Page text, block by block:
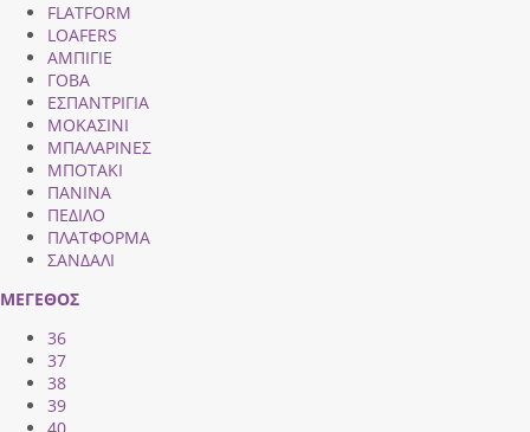
FLATFORM
LOAFERS
ΑΜΠΙΓΙΕ
ΓΟΒΑ
ΕΣΠΑΝΤΡΙΓΙΑ
ΜΟΚΑΣΙΝΙ
ΜΠΑΛΑΡΙΝΕΣ
ΜΠΟΤΑΚΙ
ΠΑΝΙΝΑ
ΠΕΔΙΛΟ
ΠΛΑΤΦΟΡΜΑ
ΣΑΝΔΑΛΙ
ΜΕΓΕΘΟΣ
36
37
38
39